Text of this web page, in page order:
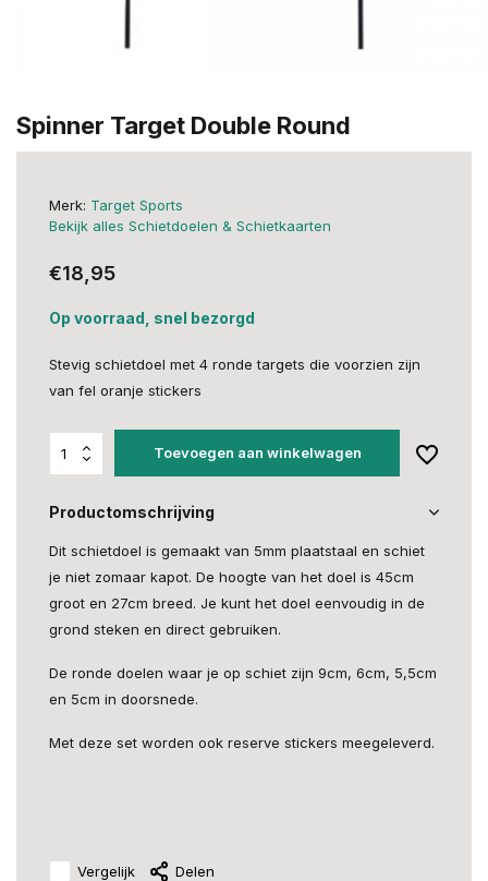
Spinner Target Double Round
Merk: Target Sports
Bekijk alles Schietdoelen & Schietkaarten
€18,95
Op voorraad, snel bezorgd
Stevig schietdoel met 4 ronde targets die voorzien zijn
van fel oranje stickers
Toevoegen aan winkelwagen
Productomschrijving
Dit schietdoel is gemaakt van 5mm plaatstaal en schiet
je niet zomaar kapot. De hoogte van het doel is 45cm
groot en 27cm breed. Je kunt het doel eenvoudig in de
grond steken en direct gebruiken.
De ronde doelen waar je op schiet zijn 9cm, 6cm, 5,5cm
en 5cm in doorsnede.
Met deze set worden ook reserve stickers meegeleverd.
Vergelijk Delen